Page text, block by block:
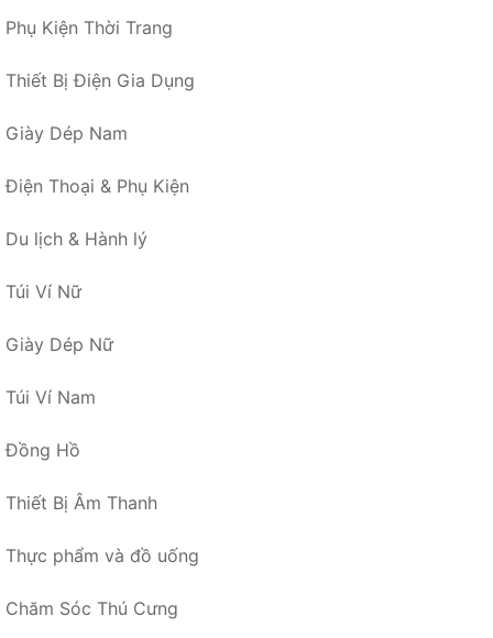
Phụ Kiện Thời Trang
Thiết Bị Điện Gia Dụng
Giày Dép Nam
Điện Thoại & Phụ Kiện
Du lịch & Hành lý
Túi Ví Nữ
Giày Dép Nữ
Túi Ví Nam
Đồng Hồ
Thiết Bị Âm Thanh
Thực phẩm và đồ uống
Chăm Sóc Thú Cưng